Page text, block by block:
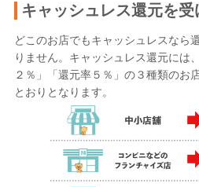
キャッシュレス還元を
どこのお店でもキャッシュレスなら
りません。キャッシュレス還元には
２％」「還元率５％」の３種類のお
とおりとなります。